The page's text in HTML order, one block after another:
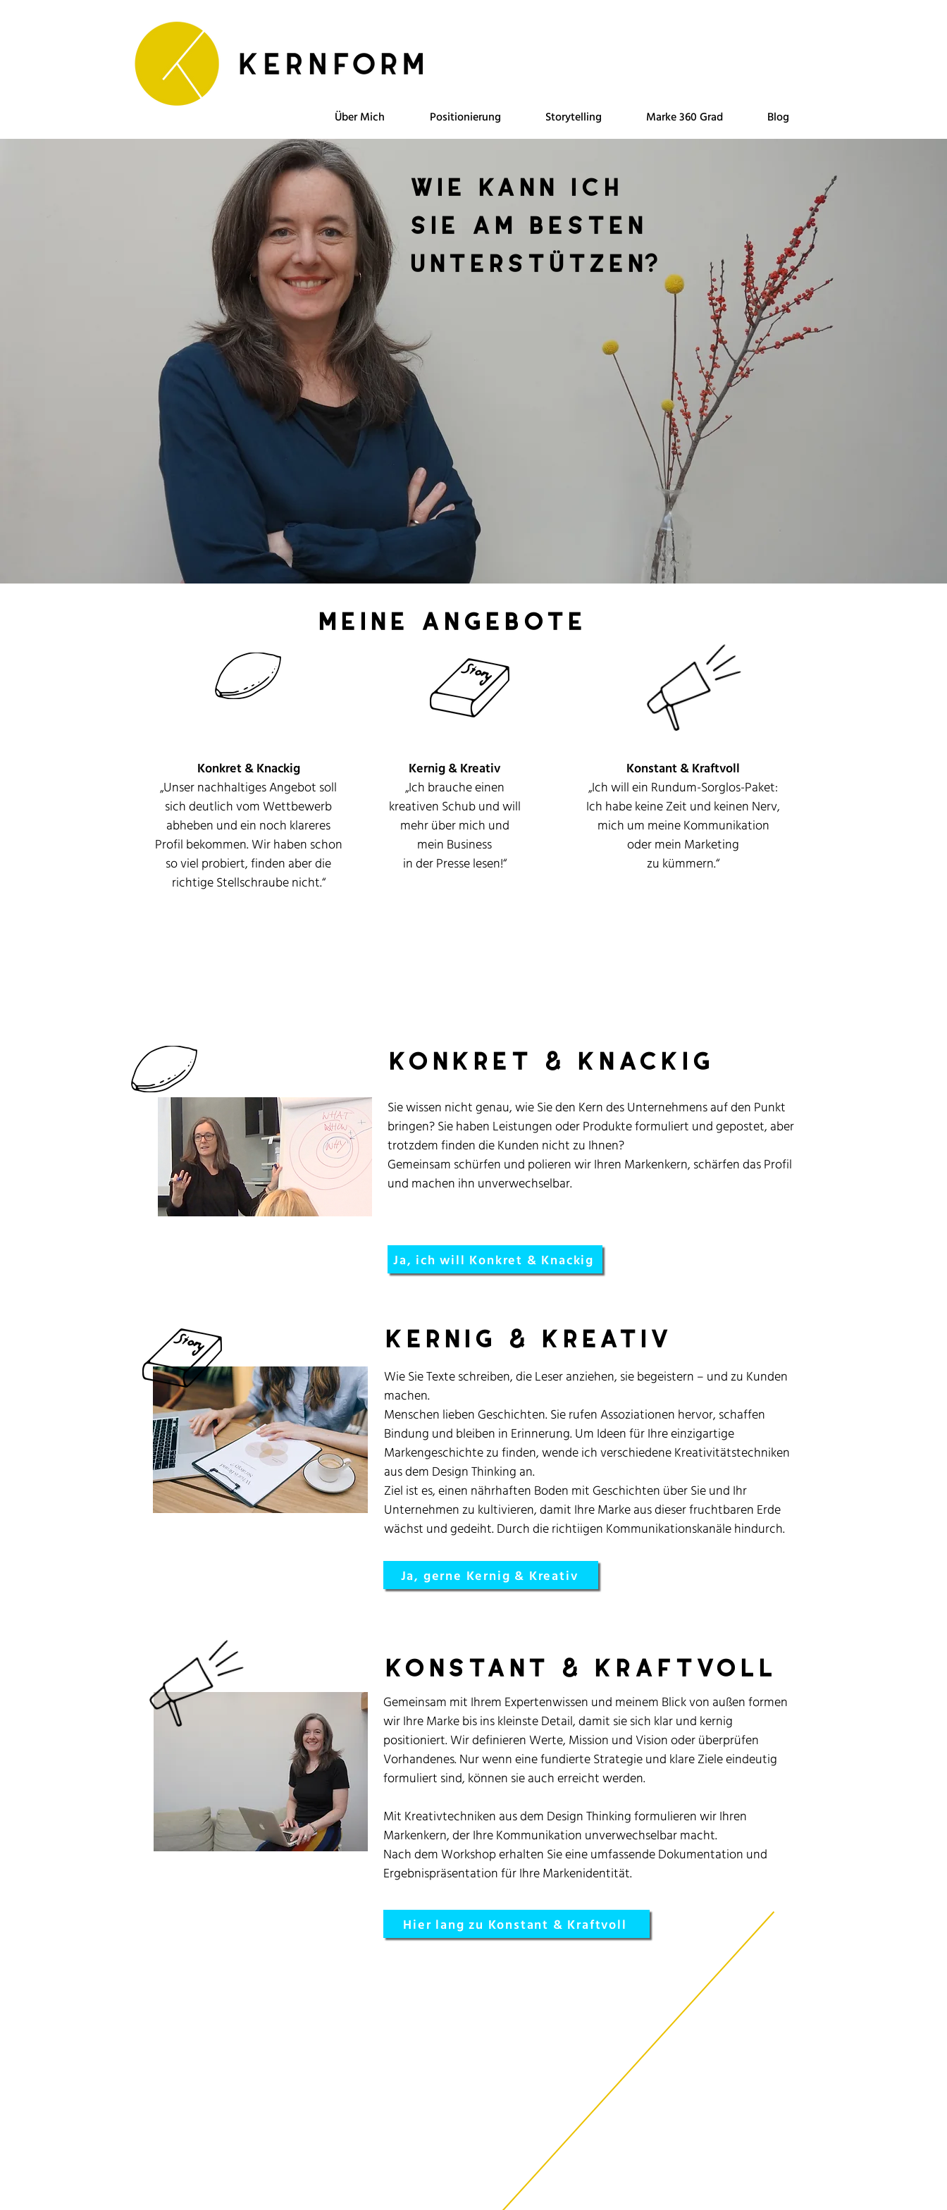
Über Mich Positionierung Storytelling Marke 360 Grad Blog
wie kann ich
sie am besten
unterstützen?
meine angebote
Konkret & Knackig
„Unsernachhaltiges Angebot soll
sich deutlich vom Wettbewerb
abheben und ein noch klareres
Profil bekommen. Wir haben schon
so viel probiert, finden aber die
richtige Stellschraube nicht.“
Kernig & Kreativ
„Ich brauche einen
kreativen Schub und will
mehr über mich und
mein Business
in der Presse lesen!“
Konstant & Kraftvoll
„Ich will ein Rundum-Sorglos-Paket:
Ich habe keine Zeit und keinen Nerv,
mich um meine Kommunikation
oder mein Marketing
zu kümmern.“
konkret & knackig
Sie wissen nicht genau, wie Sie den Kern des Unternehmens auf den Punkt
bringen? Sie haben Leistungen oder Produkte formuliert und gepostet, aber
trotzdem finden die Kunden nicht zu Ihnen?
Gemeinsam schürfen und polieren wir Ihren Markenkern, schärfen das Profil
und machen ihn unverwechselbar.
Ja, ich will Konkret & Knackig
Kernig & kreativ
Wie Sie Texte schreiben, die Leser anziehen, sie begeistern – und zu Kunden
machen.
Menschen lieben Geschichten. Sie rufen Assoziationen hervor, schaffen
Bindung und bleiben in Erinnerung. Um Ideen für Ihre einzigartige
Markengeschichte zu finden, wende ich verschiedene Kreativitätstechniken
aus dem Design Thinking an.
Ziel ist es, einen nährhaften Boden mit Geschichten über Sie und Ihr
Unternehmen zu kultivieren, damit Ihre Marke aus dieser fruchtbaren Erde
wächst und gedeiht. Durch die richtiigen Kommunikationskanäle hindurch.
Ja, gerne Kernig & Kreativ
konstant & kraftvoll
Gemeinsam mit Ihrem Expertenwissen und meinem Blick von außen formen
wir Ihre Marke bis ins kleinste Detail, damit sie sich klar und kernig
positioniert. Wir definieren Werte, Mission und Vision oder überprüfen
Vorhandenes. Nur wenn eine fundierte Strategie und klare Ziele eindeutig
formuliert sind, können sie auch erreicht werden.
Mit Kreativtechniken aus dem Design Thinking formulieren wir Ihren
Markenkern, der Ihre Kommunikation unverwechselbar macht.
Nach dem Workshop erhalten Sie eine umfassende Dokumentation und
Ergebnispräsentation für Ihre Markenidentität.
Hier lang zu Konstant & Kraftvoll